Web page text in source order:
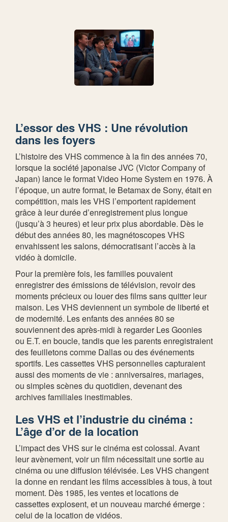
L’essor des VHS : Une révolution
dans les foyers
L’histoire des VHS commence à la fin des années 70,
lorsque la société japonaise JVC (Victor Company of
Japan) lance le format Video Home System en 1976. À
l’époque, un autre format, le Betamax de Sony, était en
compétition, mais les VHS l’emportent rapidement
grâce à leur durée d’enregistrement plus longue
(jusqu’à 3 heures) et leur prix plus abordable. Dès le
début des années 80, les magnétoscopes VHS
envahissent les salons, démocratisant l’accès à la
vidéo à domicile.
Pour la première fois, les familles pouvaient
enregistrer des émissions de télévision, revoir des
moments précieux ou louer des films sans quitter leur
maison. Les VHS deviennent un symbole de liberté et
de modernité. Les enfants des années 80 se
souviennent des après-midi à regarder Les Goonies
ou E.T. en boucle, tandis que les parents enregistraient
des feuilletons comme Dallas ou des événements
sportifs. Les cassettes VHS personnelles capturaient
aussi des moments de vie : anniversaires, mariages,
ou simples scènes du quotidien, devenant des
archives familiales inestimables.
Les VHS et l’industrie du cinéma :
L’âge d’or de la location
L’impact des VHS sur le cinéma est colossal. Avant
leur avènement, voir un film nécessitait une sortie au
cinéma ou une diffusion télévisée. Les VHS changent
la donne en rendant les films accessibles à tous, à tout
moment. Dès 1985, les ventes et locations de
cassettes explosent, et un nouveau marché émerge :
celui de la location de vidéos.